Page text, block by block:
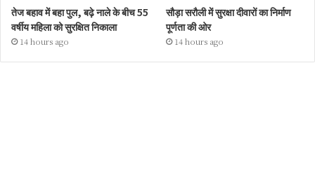
तेज बहाव में बहा पुल, बढ़े नाले के बीच 55
वर्षीय महिला को सुरक्षित निकाला
14 hours ago
सौड़ा सरौली में सुरक्षा दीवारों का निर्माण
पूर्णता की ओर
14 hours ago